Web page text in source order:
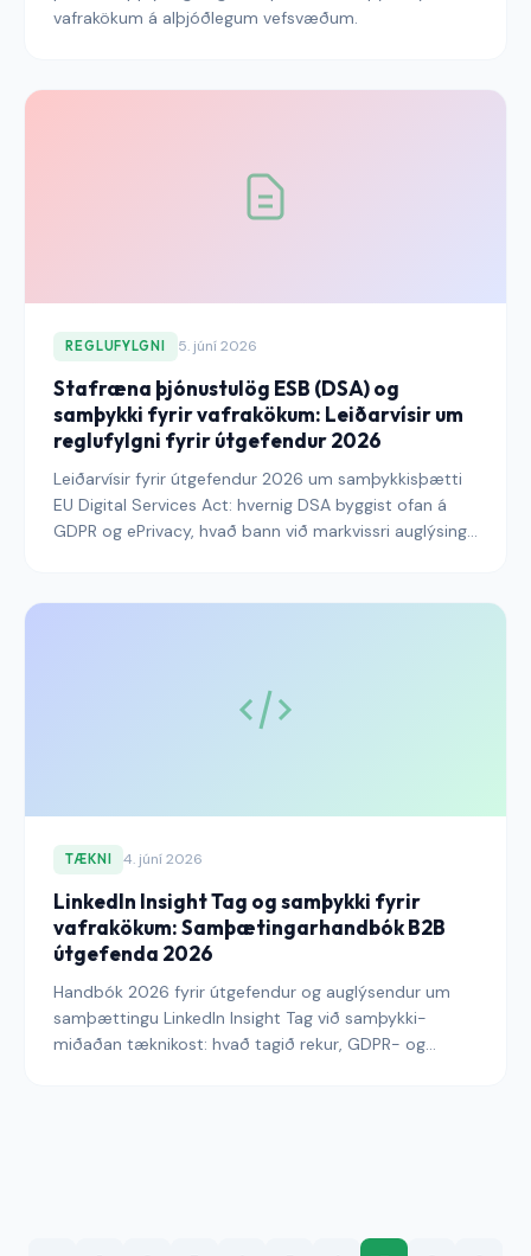
vafrakökum á alþjóðlegum vefsvæðum.
REGLUFYLGNI 5. júní 2026
Stafræna þjónustulög ESB (DSA) og
samþykki fyrir vafrakökum: Leiðarvísir um
reglufylgni fyrir útgefendur 2026
Leiðarvísir fyrir útgefendur 2026 um samþykkisþætti
EU Digital Services Act: hvernig DSA byggist ofan á
GDPR og ePrivacy, hvað bann við markvissri auglýsingu
meðmælakerfi, og CMP-breytingarnar sem útgefendur
TÆKNI 4. júní 2026
LinkedIn Insight Tag og samþykki fyrir
vafrakökum: Samþætingarhandbók B2B
útgefenda 2026
Handbók 2026 fyrir útgefendur og auglýsendur um
samþættingu LinkedIn Insight Tag við samþykki-
miðaðan tæknikost: hvað tagið rekur, GDPR- og